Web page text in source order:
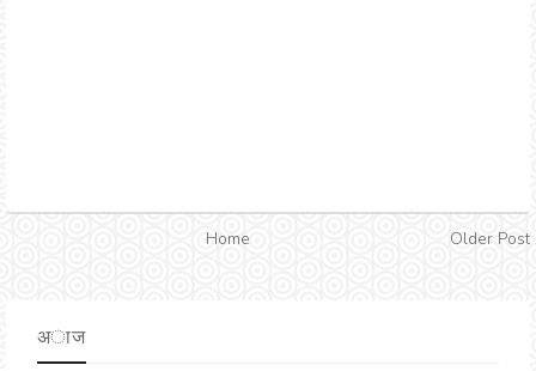
Home Older Post
अाज